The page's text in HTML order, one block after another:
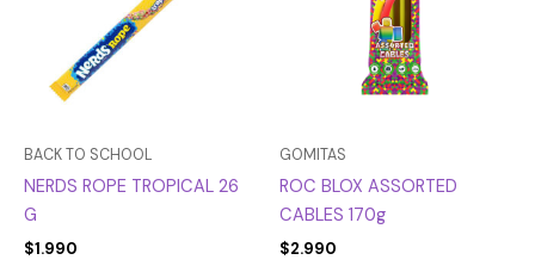
BACK TO SCHOOL
NERDS ROPE TROPICAL 26
G
$1.990
GOMITAS
ROC BLOX ASSORTED
CABLES 170g
$2.990